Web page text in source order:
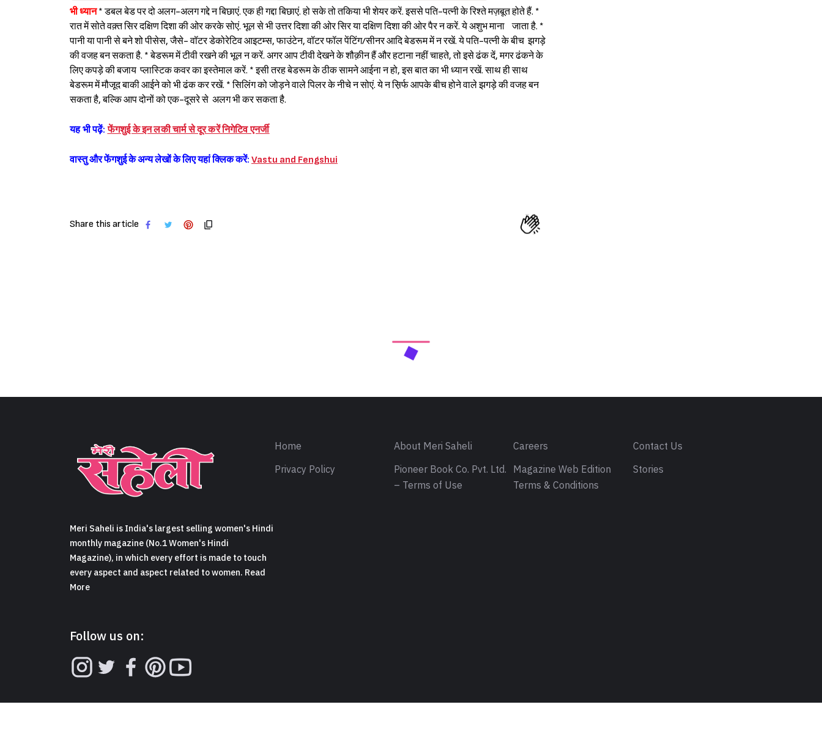
भी ध्यान* डबल बेड पर दो अलग-अलग गद्दे न बिछाएं. एक ही गद्दा बिछाएं. हो सके तो तकिया भी शेयर करें. इससे पति-पत्नी के रिश्ते मज़बूत होते हैं. *
रात में सोते वक़्त सिर दक्षिण दिशा की ओर करके सोएं. भूल से भी उत्तर दिशा की ओर सिर या दक्षिण दिशा की ओर पैर न करें. ये अशुभ माना जाता है. *
पानी या पानी से बने शो पीसेस, जैसे- वॉटर डेकोरेटिव आइटम्स, फाउंटेन, वॉटर फॉल पेंटिंग/सीनर आदि बेडरूम में न रखें. ये पति-पत्नी के बीच झगड़े
की वजह बन सकता है. * बेडरूम में टीवी रखने की भूल न करें. अगर आप टीवी देखने के शौक़ीन हैं और हटाना नहीं चाहते, तो इसे ढंक दें, मगर ढंकने के
लिए कपड़े की बजाय प्लास्टिक कवर का इस्तेमाल करें. * इसी तरह बेडरूम के ठीक सामने आईना न हो, इस बात का भी ध्यान रखें. साथ ही साथ
बेडरूम में मौजूद बाकी आईने को भी ढंक कर रखें. * सिलिंग को जोड़ने वाले पिलर के नीचे न सोएं. ये न स़िर्फ आपके बीच होने वाले झगड़े की वजह बन
सकता है, बल्कि आप दोनों को एक-दूसरे से अलग भी कर सकता है.
यह भी पढ़ें:फेंगशुई के इन लकी चार्म से दूर करें निगेटिव एनर्जी
वास्तु और फेंगशुई के अन्य लेखों के लिए यहां क्लिक करें: Vastu and Fengshui
Share this article
Meri Saheli is India's largest selling women's Hindi
monthly magazine (No.1 Women's Hindi
Magazine), in which every effort is made to touch
every aspect and aspect related to women. Read
More
Follow us on:
Home About Meri Saheli Careers
Contact Us
Privacy Policy
Pioneer Book Co. Pvt. Ltd.
– Terms of Use
Magazine Web Edition
Terms & Conditions
Stories